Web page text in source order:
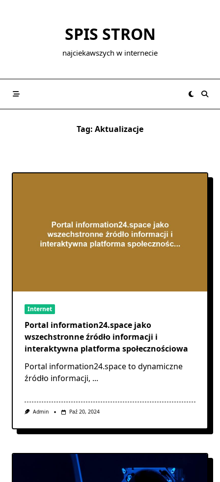
SPIS STRON
najciekawszych w internecie
Tag: Aktualizacje
Internet
Portal information24.space jako
wszechstronne źródło informacji i
interaktywna platforma społecznościowa
Portal information24.space to dynamiczne
źródło informacji, ...
Admin Paź 20, 2024